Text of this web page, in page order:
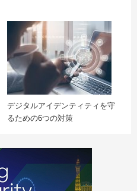
デジタルアイデンティティを守
るための6つの対策